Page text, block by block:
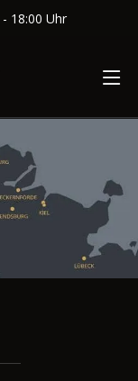
- 18:00 Uhr